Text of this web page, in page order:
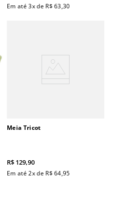
Em até3x de R$ 63,30
Meia Tricot
R$ 129,90
Em até2x de R$ 64,95